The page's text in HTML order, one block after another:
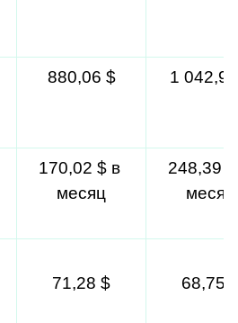
880,06 $ 1
170,02 $ в
месяц
248,39
месяц
71,28 $ 68,75